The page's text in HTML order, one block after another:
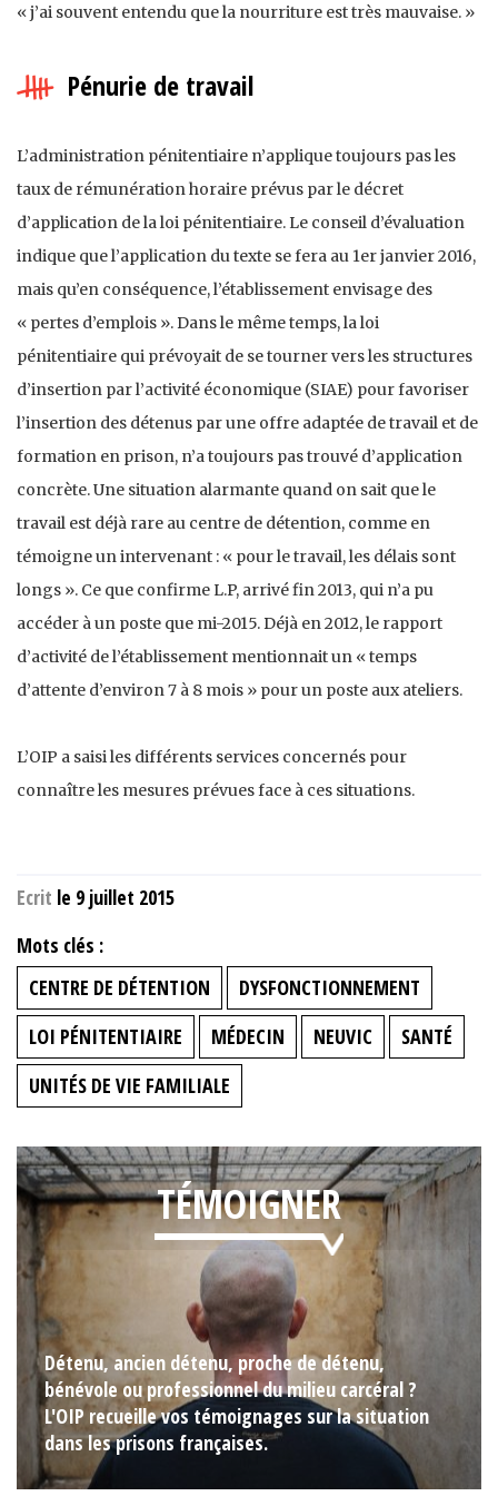
« j’ai souvent entendu que la nourriture est très mauvaise. »
Pénurie de travail
L’administration pénitentiaire n’applique toujours pas les
taux de rémunération horaire prévus par le décret
d’application de la loi pénitentiaire. Le conseil d’évaluation
indique que l’application du texte se fera au 1er janvier 2016,
mais qu’en conséquence, l’établissement envisage des
« pertes d’emplois ». Dans le même temps, la loi
pénitentiaire qui prévoyait de se tourner vers les structures
d’insertion par l’activité économique (SIAE) pour favoriser
l’insertion des détenus par une offre adaptée de travail et de
formation en prison, n’a toujours pas trouvé d’application
concrète. Une situation alarmante quand on sait que le
travail est déjà rare au centre de détention, comme en
témoigne un intervenant : « pour le travail, les délais sont
longs ». Ce que confirme L.P, arrivé fin 2013, qui n’a pu
accéder à un poste que mi-2015. Déjà en 2012, le rapport
d’activité de l’établissement mentionnait un « temps
d’attente d’environ 7 à 8 mois » pour un poste aux ateliers.
L’OIP a saisi les différents services concernés pour
connaître les mesures prévues face à ces situations.
Ecrit le 9 juillet 2015
Mots clés :
CENTRE DE DÉTENTION
DYSFONCTIONNEMENT
LOI PÉNITENTIAIRE
MÉDECIN NEUVIC
SANTÉ
UNITÉS DE VIE FAMILIALE
TÉMOIGNER
Détenu, ancien détenu, proche de détenu,
bénévole ou professionnel du milieu carcéral ?
L'OIP recueille vos témoignages sur la situation
dans les prisons françaises.